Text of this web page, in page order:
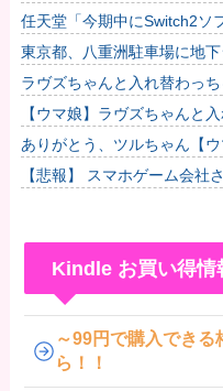
る。他
任天堂「今期中にSwitch2ソ
本達成）」他
東京都、八重洲駐車場に地
「弾道ミサイル攻撃から都
ラヴズちゃんと入れ替わっ
【ウマ娘】ラヴズちゃんと
57話目
ありがとう、ツルちゃん【ウ
【悲報】 スマホゲーム会社
Kindle お買い得情
～99円で購入でき
ら！！